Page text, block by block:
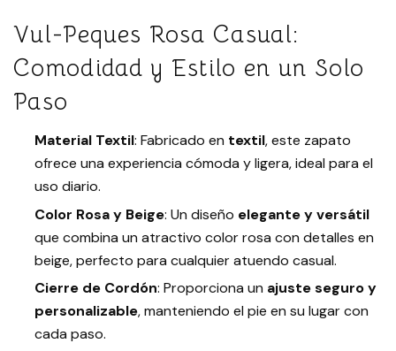
Vul-Peques Rosa Casual:
Comodidad y Estilo en un Solo
Paso
Material Textil: Fabricado en textil, este zapato
ofrece una experiencia cómoda y ligera, ideal para el
uso diario.
Color Rosa y Beige: Un diseño elegante y versátil
que combina un atractivo color rosa con detalles en
beige, perfecto para cualquier atuendo casual.
Cierre de Cordón: Proporciona un ajuste seguro y
personalizable, manteniendo el pie en su lugar con
cada paso.